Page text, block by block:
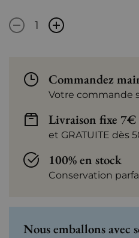
- +
Commandez
Votre commande
Livraison fixe 7€
et GRATUITE dès
100% en stock
Conservation
Nous emballons avec